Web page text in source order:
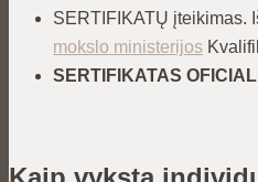
SERTIFIKATŲ įteikimas.
mokslo ministerijos
SERTIFIKATAS